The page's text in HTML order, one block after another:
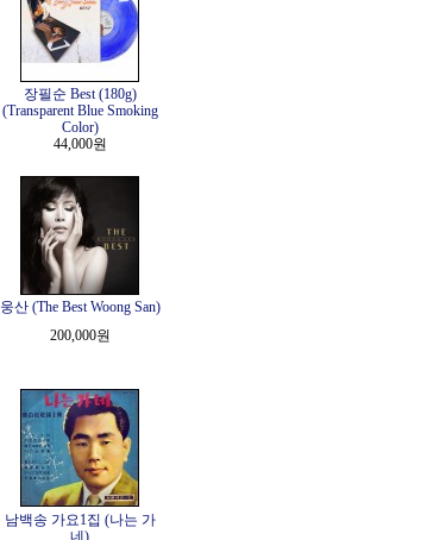
장필순 Best (180g)
(Transparent Blue Smoking
Color)
44,000원
웅산 (The Best Woong San)
200,000원
남백송 가요1집 (나는 가
네)